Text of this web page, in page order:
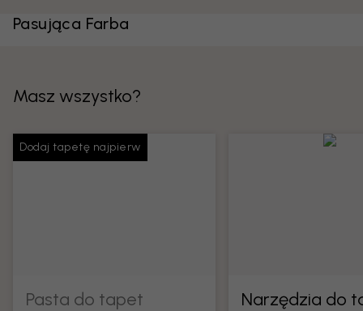
Pasująca Farba
Masz wszystko?
Dodaj tapetę najpierw
Pasta do tapet Narzędzia do